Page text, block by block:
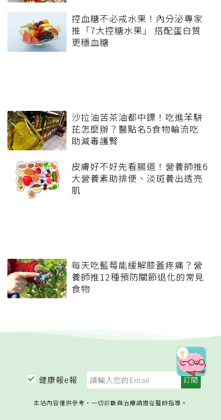
控血糖不必戒水果！內分泌專家
推「7大控糖水果」 搭配蛋白質
更穩血糖
沙拉油苦茶油都中鏢！吃進苯駢
芘怎麼辦？醫點名5食物輪流吃
助減毒護腎
皮膚好不好先看腸道！營養師推6
大營養素助排便、淡斑養出透亮
肌
每天吃藍莓能緩解膝蓋疼痛？營
養師推12種預防關節退化的常見
食物
健康報e報
本站內容僅供參考，一切診斷與治療請遵從醫師指導。